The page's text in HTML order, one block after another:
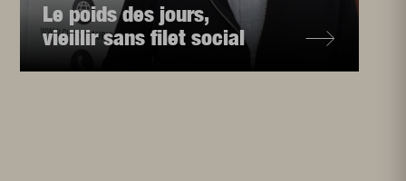
Le poids des jours,
vieillir sans filet social